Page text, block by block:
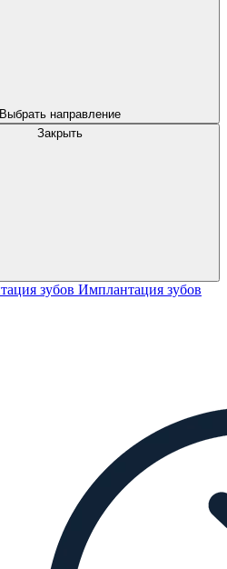
Выбрать направление
Закрыть
Имплантация зубов